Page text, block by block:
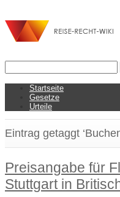
Startseite
Gesetze
Urteile
Eintrag getaggt
Preisangabe für
Stuttgart in